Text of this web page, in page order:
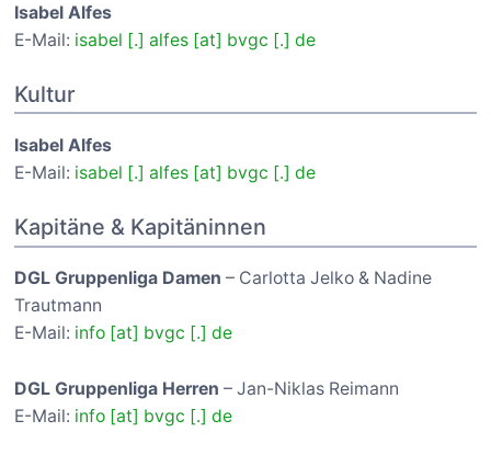
Isabel Alfes
E-Mail: isabel [.] alfes [at] bvgc [.] de
Kultur
Isabel Alfes
E-Mail: isabel [.] alfes [at] bvgc [.] de
Kapitäne & Kapitäninnen
DGL Gruppenliga Damen – Carlotta Jelko & Nadine
Trautmann
E-Mail: info [at] bvgc [.] de
DGL Gruppenliga Herren – Jan-Niklas Reimann
E-Mail: info [at] bvgc [.] de